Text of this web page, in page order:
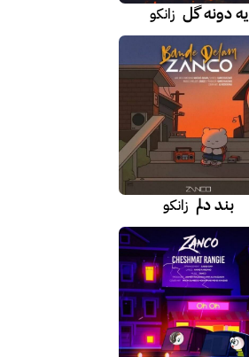
یه دونه گل زانکو
بند دلم زانکو